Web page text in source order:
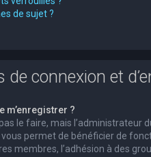
de sujet ?
de connexion et
m’enregistrer ?
le faire, mais l’administrateur
vous permet de bénéficier de
membres, l’adhésion à des